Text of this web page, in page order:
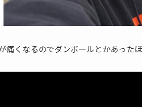
痛くなるのでダンボールとかあった